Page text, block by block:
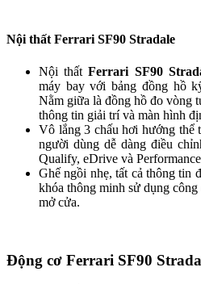
Nội thất Ferrari SF90 Stradale
Nội thấtFerrari SF90
máy bay với bảng đồng hồ
Nằm giữa là đồng hồ đo vòng
thông tin giải trí và màn hình
Vô lắng 3 chấu hơi hướng thể
người dùng dễ dàng điều
Qualify, eDrive và
Ghế ngồi nhẹ, tất cả thông tin
khóa thông minh sử dụng
mở cửa.
Động cơ Ferrari SF90